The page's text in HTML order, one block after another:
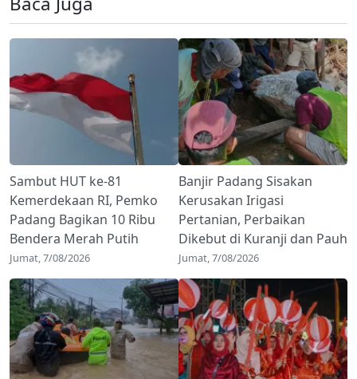
Sambut HUT ke-81
Kemerdekaan RI, Pemko
Padang Bagikan 10 Ribu
Bendera Merah Putih
Jumat, 7/08/2026
Banjir Padang Sisakan
Kerusakan Irigasi
Pertanian, Perbaikan
Dikebut di Kuranji dan Pauh
Jumat, 7/08/2026